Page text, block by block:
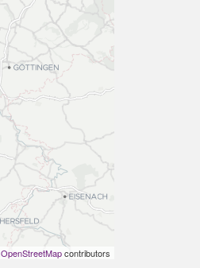
OpenStreetMapcontributors